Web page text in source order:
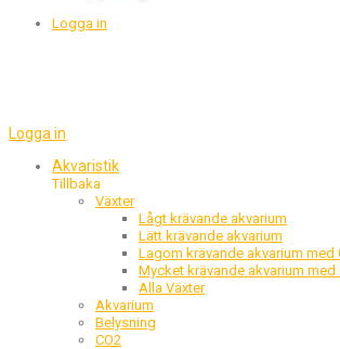
Logga in
Användarnamn eller e-postadress
Obligatoriskt
Kom ihåg mig
E-postadress
Dina personuppgifter kommer att
Logga in
Akvaristik
Tillbaka
Växter
Lågt krävande akvarium
Lätt krävande akvarium
Lagom krävande akvarium med
Mycket krävande akvarium med
Alla Växter
Akvarium
Belysning
CO2